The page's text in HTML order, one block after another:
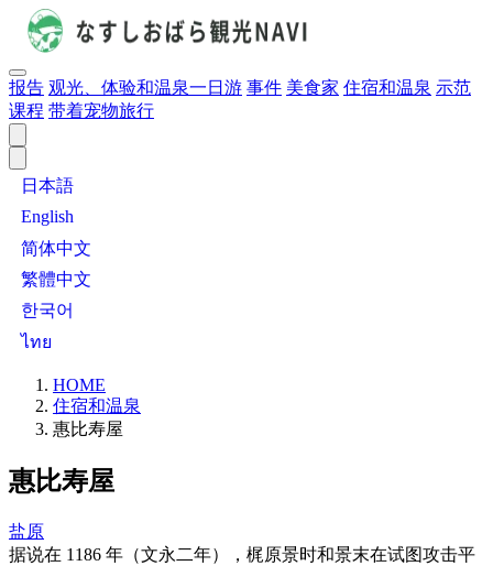
报告 观光、体验和温泉一日游 事件 美食家 住宿和温泉 示范
课程 带着宠物旅行
日本語
English
简体中文
繁體中文
한국어
ไทย
HOME
住宿和温泉
惠比寿屋
惠比寿屋
盐原
据说在 1186 年（文永二年），梶原景时和景末在试图攻击平